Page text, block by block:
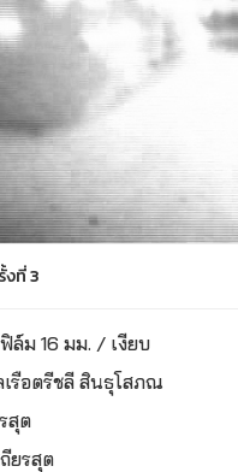
ที่ 3
ล์ม 16 มม. / เงียบ
รือตรีชลี สินธุโสภณ
สุต
ยรสุต